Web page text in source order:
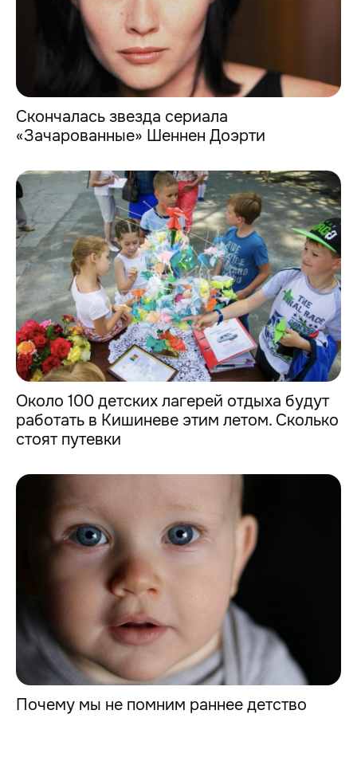
Скончалась звезда сериала
«Зачарованные» Шеннен Доэрти
Около 100 детских лагерей отдыха будут
работать в Кишиневе этим летом. Сколько
стоят путевки
Почему мы не помним раннее детство